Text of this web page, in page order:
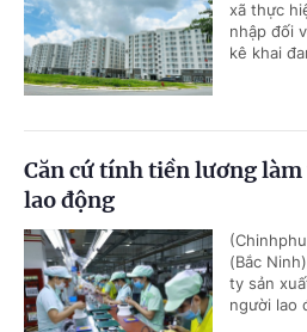
xã thực
nhập đối
kê khai
Căn cứ tính tiền lương
lao động
(Bắc
ty sản
người lao